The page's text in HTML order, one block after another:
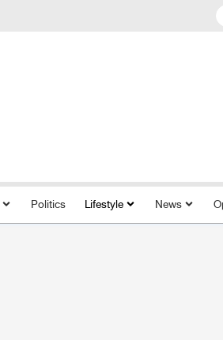
Politics Lifestyle News